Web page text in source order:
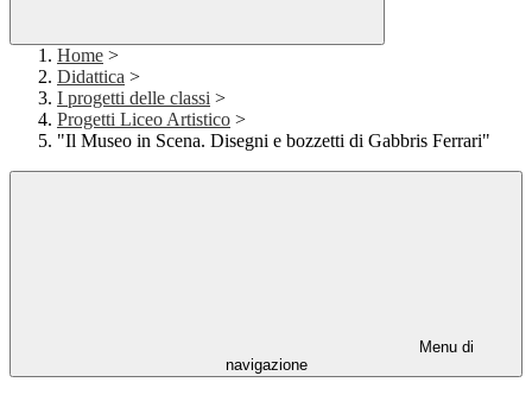
Home >
Didattica >
I progetti delle classi >
Progetti Liceo Artistico >
"Il Museo in Scena. Disegni e bozzetti di Gabbris Ferrari"
Menu di
navigazione